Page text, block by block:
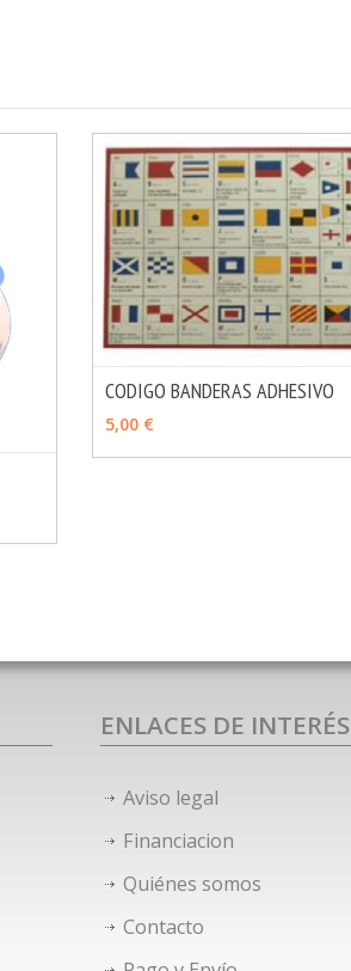
CODIGO BANDERAS ADHESIVO
5,00 €
ENLACES DE INTERÉS
Aviso legal
Financiacion
Quiénes somos
Contacto